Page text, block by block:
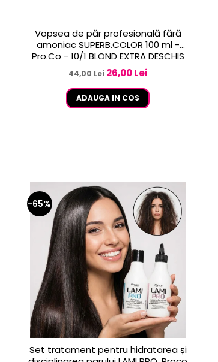
Vopsea de păr profesională fără
amoniac SUPERB.COLOR 100 ml -
Pro.Co - 10/1 BLOND EXTRA DESCHIS
CENUSIU
44,00 Lei26,00 Lei
ADAUGA IN COS
-65%
Set tratament pentru hidratarea și